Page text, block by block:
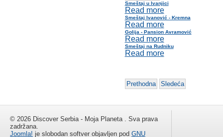
Smeštaj u Ivanjici
Read more
Smeštaj Ivanović - Kremna
Read more
Golija - Pansion Avramović
Read more
Smeštaj na Rudniku
Read more
Prethodna Sledeća
© 2026 Discover Serbia - Moja Planeta . Sva prava
zadržana.
Joomla! je slobodan softver objavljen pod GNU